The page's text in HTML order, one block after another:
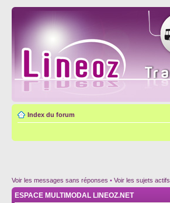
Index du forum
Voir les messages sans réponses • Voir les sujets actifs
ESPACE MULTIMODAL LINEOZ.NET